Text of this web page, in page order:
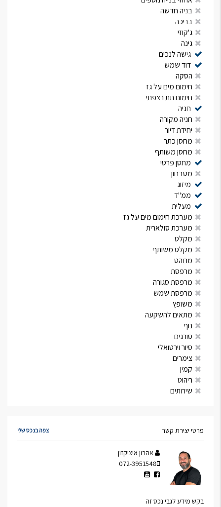
בניה חדשה
בריכה
ג'קוזי
גינה
גישה לנכים
דוד שמש
הסקה
חימום מים על גז
חימום תת רצפתי
חניה
חניה מקורה
יחידת דיור
מחסן כתר
מחסן משותף
מחסן פרטי
מטבחון
מיזוג
ממ"ד
מעלית
מערכת חימום מים על גז
מערכת סולארית
מקלט
מקלט משותף
מרוהט
מרפסת
מרפסת סגורה
מרפסת שמש
משופץ
מתאים להשקעה
נוף
סורגים
סיור וירטואלי
צימרים
קמין
ריהוט
שירותים
פרטי יצירת קשר צפה בנכס שלי
אהרון איציקזון
072-3951548
בקש מידע לגבי נכס זה